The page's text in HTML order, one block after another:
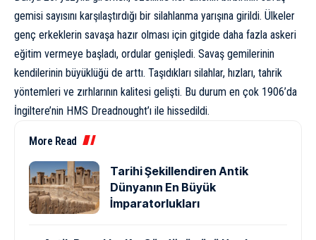
gemisi sayısını karşılaştırdığı bir silahlanma yarışına girildi. Ülkeler
genç erkeklerin savaşa hazır olması için gitgide daha fazla askeri
eğitim vermeye başladı, ordular genişledi. Savaş gemilerinin
kendilerinin büyüklüğü de arttı. Taşıdıkları silahlar, hızları, tahrik
yöntemleri ve zırhlarının kalitesi gelişti. Bu durum en çok 1906’da
İngiltere’nin HMS Dreadnought’ı ile hissedildi.
More Read
Tarihi Şekillendiren Antik
Dünyanın En Büyük
İmparatorlukları